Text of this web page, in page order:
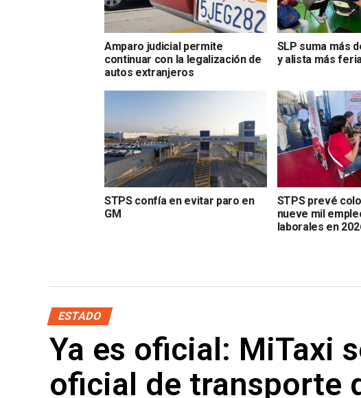
Amparo judicial permite
continuar con la legalización de
autos extranjeros
SLP suma más
y alista más
STPS confía en evitar paro en
GM
STPS prevé
nueve mil
laborales en
ESTADO
Ya es oficial: MiTaxi
oficial de transporte